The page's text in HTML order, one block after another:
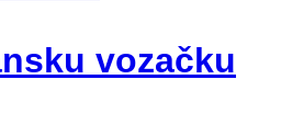
vozačku